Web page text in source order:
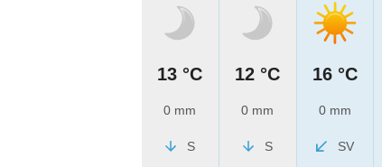
13 °C
0 mm
S
12 °C
0 mm
S
16 °C
0 mm
SV